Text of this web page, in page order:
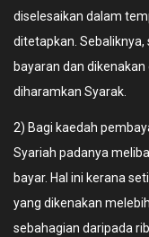
diselesaikan dalam
ditetapkan.
bayaran dan
diharamkan Syarak.
2) Bagi kaedah
Syariah padanya
bayar. Hal ini kerana
yang dikenakan
sebahagian daripada